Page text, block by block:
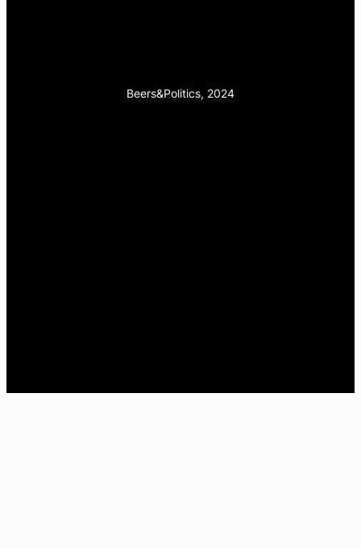
Beers&Politics, 2024